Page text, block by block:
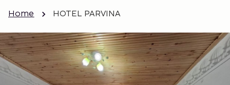
Home HOTEL PARVINA